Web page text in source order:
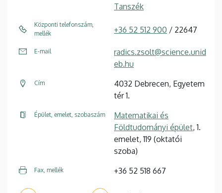
Tanszék
Központi telefonszám,
mellék
+36 52 512 900 / 22647
E-mail
radics.zsolt@science.unid
eb.hu
Cím
4032 Debrecen, Egyetem
tér 1.
Épület, emelet, szobaszám
Matematikai és
Földtudományi épület, 1.
emelet, 119 (oktatói
szoba)
Fax, mellék +36 52 518 667